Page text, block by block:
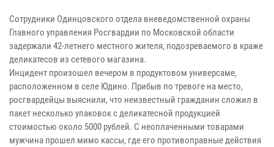
Сотрудники Одинцовского отдела вневедомственной охраны
Главного управления Росгвардии по Московской области
задержали 42-летнего местного жителя, подозреваемого в краже
деликатесов из сетевого магазина.
Инцидент произошел вечером в продуктовом универсаме,
расположенном в селе Юдино. Прибыв по тревоге на место,
росгвардейцы выяснили, что неизвестный гражданин сложил в
пакет несколько упаковок с деликатесной продукцией
стоимостью около 5000 рублей. С неоплаченными товарами
мужчина прошел мимо кассы, где его противоправные действия